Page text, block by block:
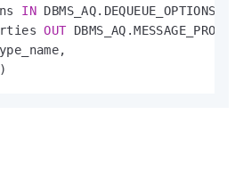
IN DBMS_AQ.DEQUEUE_OPTIONS_T,
OUT